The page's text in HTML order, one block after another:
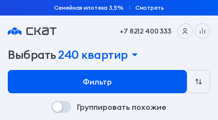
Семейная ипотека 3,5% Смотреть
+7 8212 400 333
Подобрать квартиру по параметрам на сайте
Выбрать240 квартир
Фильтр
Группировать похожие